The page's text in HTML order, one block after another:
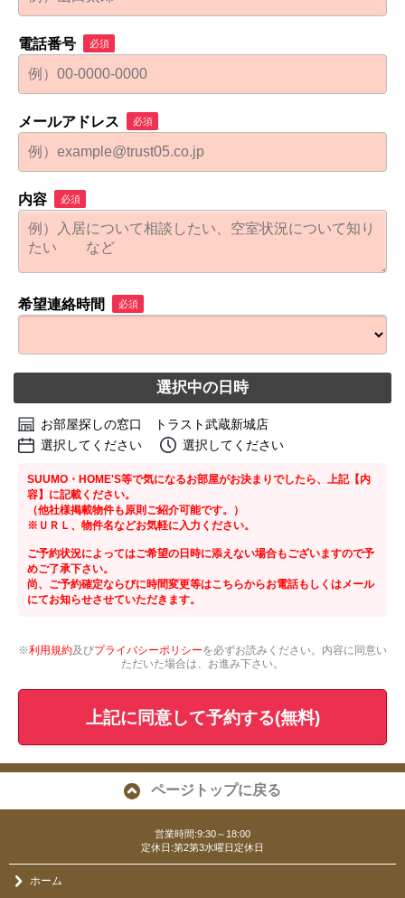
電話番号 必須
メールアドレス 必須
内容 必須
希望連絡時間 必須
選択中の日時
お部屋探しの窓口 トラスト武蔵新城店
選択してください
選択してください
SUUMO・HOME'S等で気になるお部屋がお決まりでしたら、上記【内
容】に記載ください。
（他社様掲載物件も原則ご紹介可能です。）
※ＵＲＬ、物件名などお気軽に入力ください。
ご予約状況によってはご希望の日時に添えない場合もございますので予
めご了承下さい。
尚、ご予約確定ならびに時間変更等はこちらからお電話もしくはメール
にてお知らせさせていただきます。
※利用規約及びプライバシーポリシーを必ずお読みください。内容に同意い
ただいた場合は、お進み下さい。
上記に同意して予約する(無料)
ページトップに戻る
営業時間:9:30～18:00
定休日:第2第3水曜日定休日
ホーム